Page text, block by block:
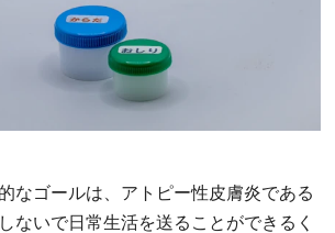
なゴールは、アトピー性皮膚炎である
ないで日常生活を送ることができるく